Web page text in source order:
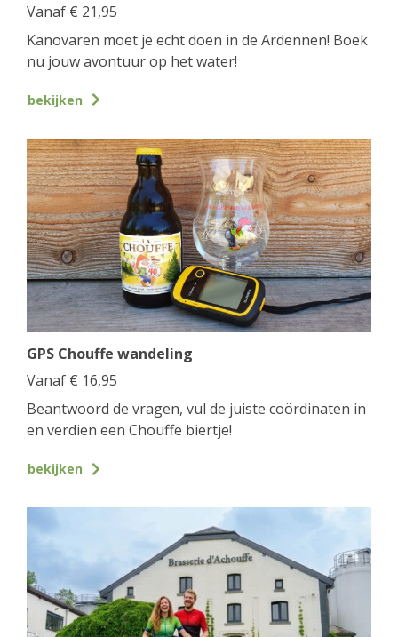
Vanaf € 21,95
Kanovaren moet je echt doen in de Ardennen! Boek
nu jouw avontuur op het water!
bekijken
GPS Chouffe wandeling
Vanaf € 16,95
Beantwoord de vragen, vul de juiste coördinaten in
en verdien een Chouffe biertje!
bekijken